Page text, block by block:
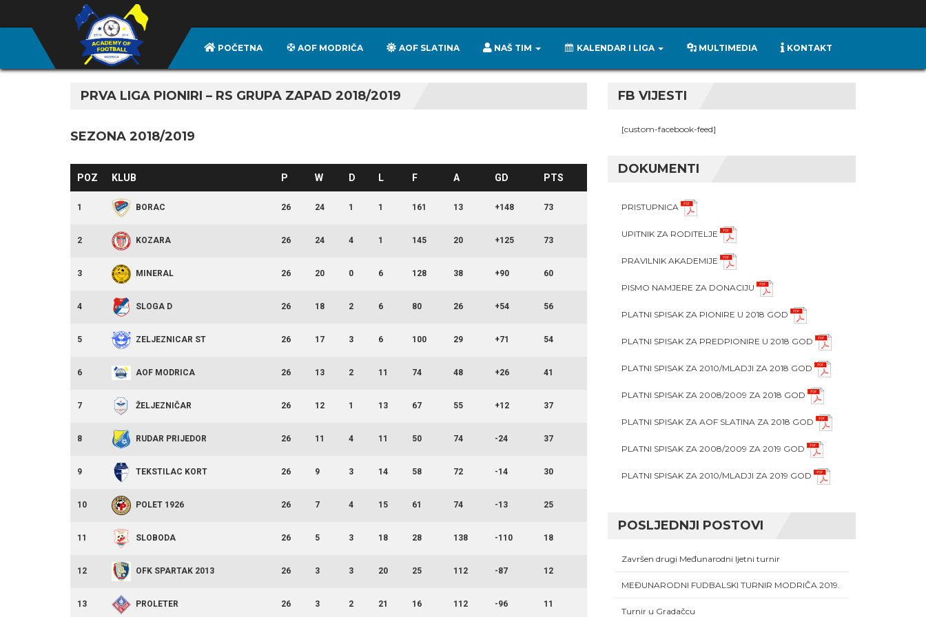
POČETNA AOF MODRIČA AOF SLATINA NAŠ TIM KALENDAR I LIGA MULTIMEDIA KONTAKT
PRVA LIGA PIONIRI – RS GRUPA ZAPAD 2018/2019
SEZONA 2018/2019
POZ KLUB P W D L F A GD PTS
1 BORAC 26 24 1 1 161 13 +148 73
2 KOZARA 26 24 4 1 145 20 +125 73
3 MINERAL 26 20 0 6 128 38 +90 60
4 SLOGA D 26 18 2 6 80 26 +54 56
5 ZELJEZNICAR ST 26 17 3 6 100 29 +71 54
6 AOF MODRICA 26 13 2 11 74 48 +26 41
7 ŽELJEZNIČAR 26 12 1 13 67 55 +12 37
8 RUDAR PRIJEDOR 26 11 4 11 50 74 -24 37
9 TEKSTILAC KORT 26 9 3 14 58 72 -14 30
10 POLET 1926 26 7 4 15 61 74 -13 25
11 SLOBODA 26 5 3 18 28 138 -110 18
12 OFK SPARTAK 2013 26 3 3 20 25 112 -87 12
13 PROLETER 26 3 2 21 16 112 -96 11
FB VIJESTI
[custom-facebook-feed]
DOKUMENTI
PRISTUPNICA
UPITNIK ZA RODITELJE
PRAVILNIK AKADEMIJE
PISMO NAMJERE ZA DONACIJU
PLATNI SPISAK ZA PIONIRE U 2018 GOD
PLATNI SPISAK ZA PREDPIONIRE U 2018 GOD
PLATNI SPISAK ZA 2010/MLADJI ZA 2018 GOD
PLATNI SPISAK ZA 2008/2009 ZA 2018 GOD
PLATNI SPISAK ZA AOF SLATINA ZA 2018 GOD
PLATNI SPISAK ZA 2008/2009 ZA 2019 GOD
PLATNI SPISAK ZA 2010/MLADJI ZA 2019 GOD
POSLJEDNJI POSTOVI
Završen drugi Međunarodni ljetni turnir
MEĐUNARODNI FUDBALSKI TURNIR MODRIČA 2019.
Turnir u Gradačcu